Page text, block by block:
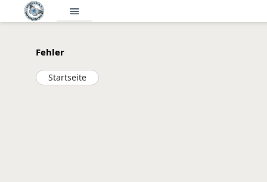
menu
Fehler
Startseite